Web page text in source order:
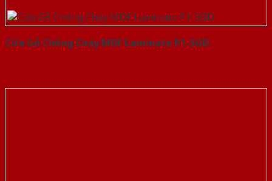
Cửa Gỗ Chống Cháy MDF Laminate P1-SGD